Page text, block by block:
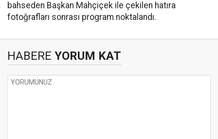
bahseden Başkan Mahçiçek ile çekilen hatıra
fotoğrafları sonrası program noktalandı.
HABERE YORUM KAT